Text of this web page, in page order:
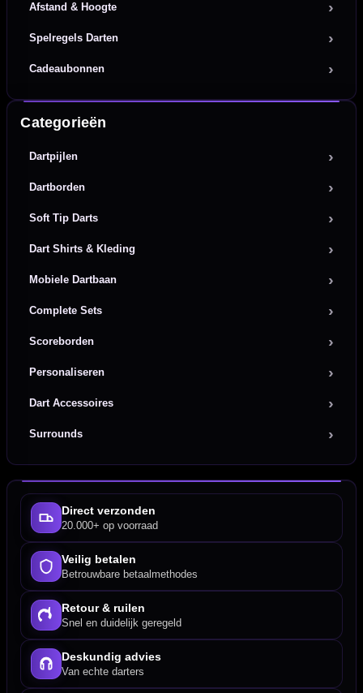
Afstand & Hoogte
Spelregels Darten
Cadeaubonnen
Categorieën
Dartpijlen
Dartborden
Soft Tip Darts
Dart Shirts & Kleding
Mobiele Dartbaan
Complete Sets
Scoreborden
Personaliseren
Dart Accessoires
Surrounds
Direct verzonden
20.000+ op voorraad
Veilig betalen
Betrouwbare betaalmethodes
Retour & ruilen
Snel en duidelijk geregeld
Deskundig advies
Van echte darters